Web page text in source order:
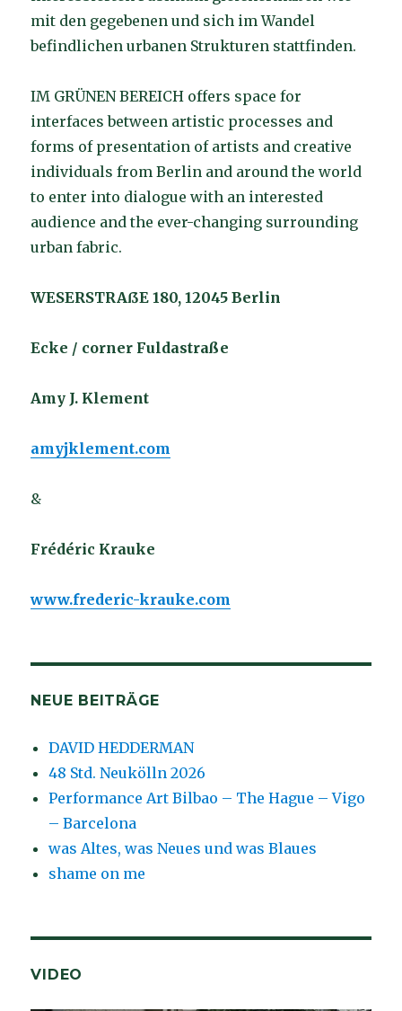
mit den gegebenen und sich im Wandel
befindlichen urbanen Strukturen stattfinden.
IM GRÜNEN BEREICH offers space for
interfaces between artistic processes and
forms of presentation of artists and creative
individuals from Berlin and around the world
to enter into dialogue with an interested
audience and the ever-changing surrounding
urban fabric.
WESERSTRAßE 180, 12045 Berlin
Ecke / corner Fuldastraße
Amy J. Klement
amyjklement.com
&
Frédéric Krauke
www.frederic-krauke.com
NEUE BEITRÄGE
DAVID HEDDERMAN
48 Std. Neukölln 2026
Performance Art Bilbao – The Hague – Vigo
– Barcelona
was Altes, was Neues und was Blaues
shame on me
VIDEO